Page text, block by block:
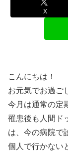
X
こんにちは！
お元気でお過ご
今月は通常の定
罹患後も人間ド
は、今の病院で
個人で行かない